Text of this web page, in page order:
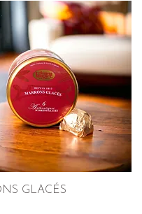
GLACÉS